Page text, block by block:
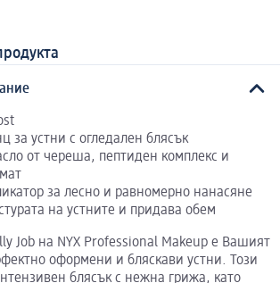
за устни с огледален блясък
от череша, пептиден комплекс и
за лесно и равномерно нанасяне
на устните и придава обем
Job на NYX Professional Makeup е Вашият
оформени и бляскави устни. Този
блясък с нежна грижа, като